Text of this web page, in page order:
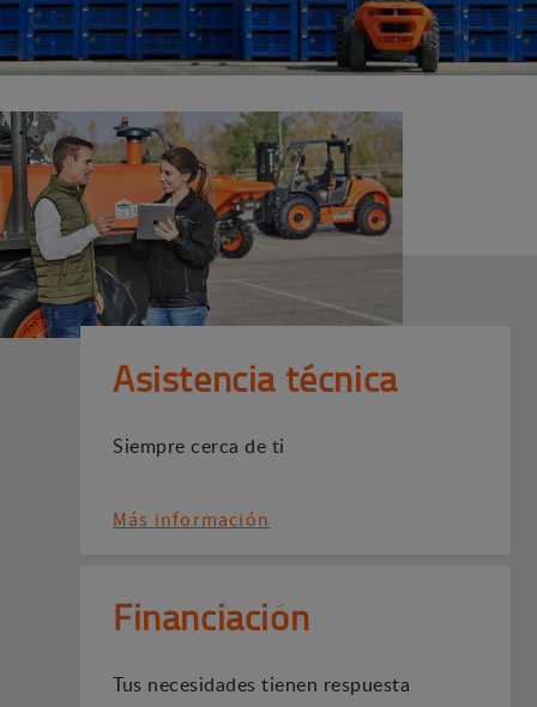
Asistencia técnica
Siempre cerca de ti
Más información
Financiación
Tus necesidades tienen respuesta